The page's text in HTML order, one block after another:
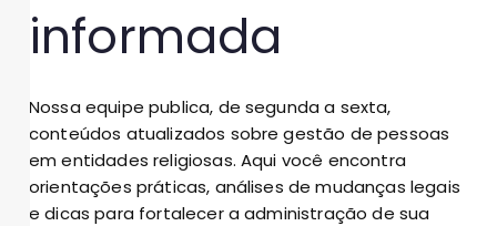
informada
Nossa equipe publica, de segunda a sexta,
conteúdos atualizados sobre gestão de pessoas
em entidades religiosas. Aqui você encontra
orientações práticas, análises de mudanças legais
e dicas para fortalecer a administração de sua